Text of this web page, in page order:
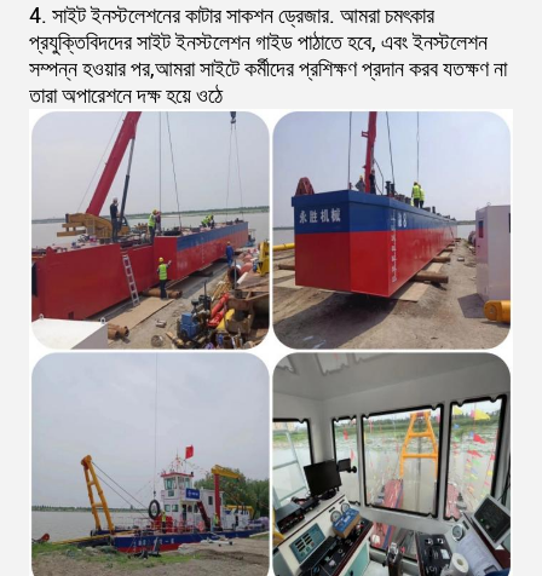
4. সাইট ইনস্টলেশনের কাটার সাকশন ড্রেজার. আমরা চমৎকার
প্রযুক্তিবিদদের সাইট ইনস্টলেশন গাইড পাঠাতে হবে, এবং ইনস্টলেশন
সম্পন্ন হওয়ার পর,আমরা সাইটে কর্মীদের প্রশিক্ষণ প্রদান করব যতক্ষণ না
তারা অপারেশনে দক্ষ হয়ে ওঠে